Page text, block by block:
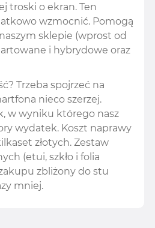
troski o ekran. Ten
wzmocnić. Pomogą
sklepie (wprost od
i hybrydowe oraz
Trzeba spojrzeć na
nieco szerzej.
w wyniku którego nasz
wydatek. Koszt naprawy
złotych. Zestaw
(etui, szkło i folia
zbliżony do stu
mniej.